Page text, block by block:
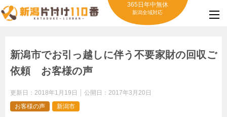
365日年中無休
新潟全域対応
新潟市でお引っ越しに伴う不要家財の回収ご
依頼 お客様の声
更新日： 2018年1月19日 公開日： 2017年3月20日
お客様の声
新潟市